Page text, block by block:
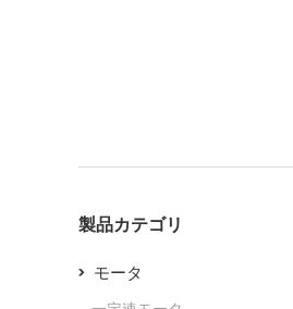
製品カテゴリ
モータ